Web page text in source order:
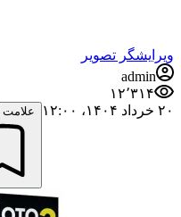
ویرایشگر تصویر
admin
۱۲٬۳۱۴
۲۰ خرداد ۱۴۰۴،‏ ۱۲:۰۰
علامت